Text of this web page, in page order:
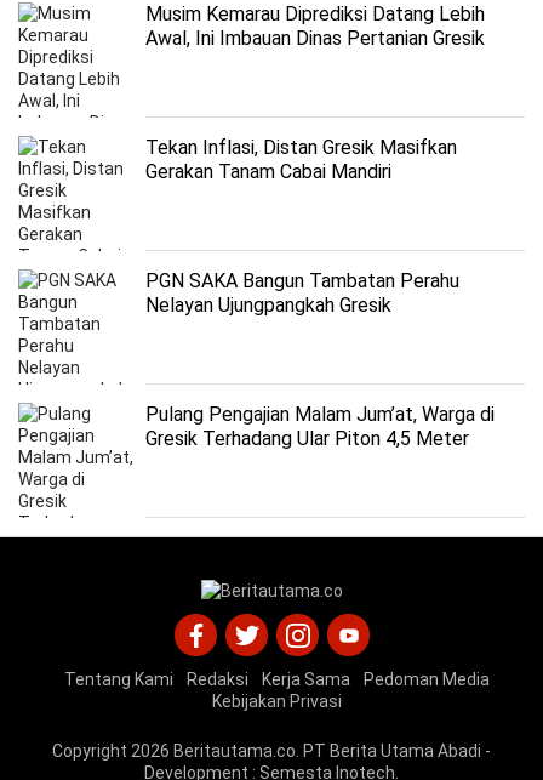
Musim Kemarau Diprediksi Datang Lebih
Awal, Ini Imbauan Dinas Pertanian Gresik
Tekan Inflasi, Distan Gresik Masifkan
Gerakan Tanam Cabai Mandiri
PGN SAKA Bangun Tambatan Perahu
Nelayan Ujungpangkah Gresik
Pulang Pengajian Malam Jum’at, Warga di
Gresik Terhadang Ular Piton 4,5 Meter
Tentang Kami Redaksi Kerja Sama
Pedoman Media
Kebijakan Privasi
Copyright 2026 Beritautama.co . PT Berita Utama Abadi -
Development : Semesta Inotech